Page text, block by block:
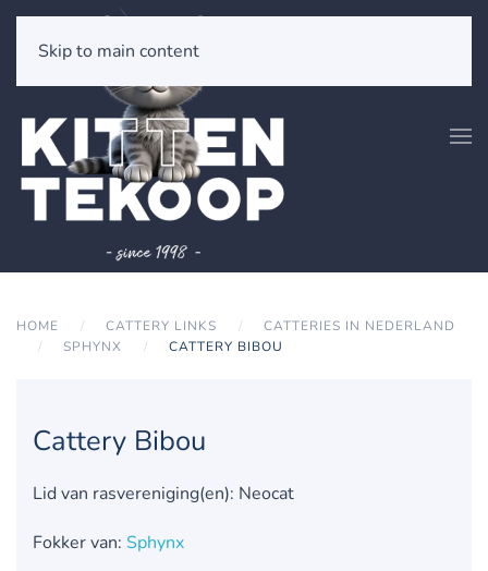
Skip to main content
HOME CATTERY LINKS
CATTERIES IN NEDERLAND
SPHYNX
CATTERY BIBOU
Cattery Bibou
Lid van rasvereniging(en): Neocat
Fokker van: Sphynx